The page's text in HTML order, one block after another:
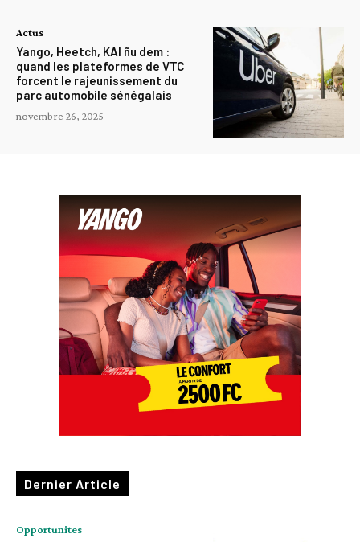
Actus
Yango, Heetch, KAI ñu dem :
quand les plateformes de VTC
forcent le rajeunissement du
parc automobile sénégalais
novembre 26, 2025
Dernier Article
Opportunites